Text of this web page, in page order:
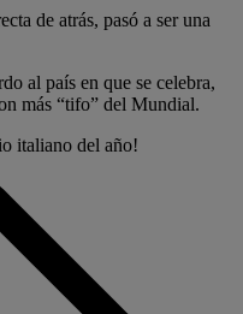
de atrás, pasó a ser una
al país en que se celebra,
más “tifo” del Mundial.
italiano del año!